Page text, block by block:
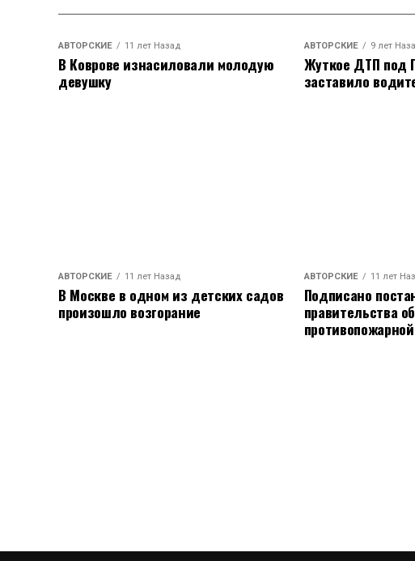
АВТОРСКИЕ 11 лет Назад
В Коврове изнасиловали молодую
девушку
АВТОРСКИЕ 9 лет
Жуткое ДТП под
заставило
АВТОРСКИЕ 11 лет Назад
В Москве в одном из детских садов
произошло возгорание
АВТОРСКИЕ 11 лет
Подписано
правительства